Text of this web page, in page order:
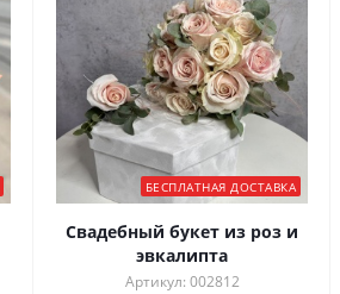
БЕСПЛАТНАЯ ДОСТАВКА
Свадебный букет из роз и
эвкалипта
Артикул: 002812